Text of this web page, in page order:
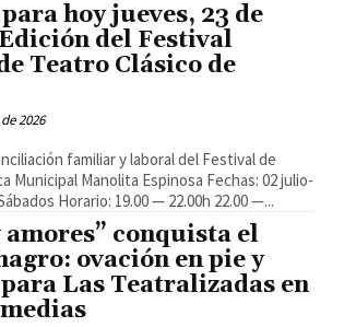
hoy jueves, 23 de
del Festival
Teatro Clásico de
2026
familiar y laboral del Festival de
Municipal Manolita Espinosa Fechas: 02 julio-
Horario: 19.00 — 22.00h 22.00 —...
amores” conquista el
ovación en pie y
Las Teatralizadas en